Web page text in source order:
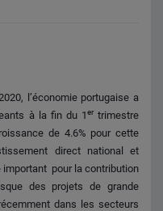
l’économie portugaise a
à la fin du 1ertrimestre
de 4.6% pour cette
direct national et
important pour la contribution
des projets de grande
dans les secteurs